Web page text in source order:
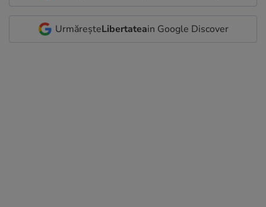
UrmăreșteLibertateain Google Discover